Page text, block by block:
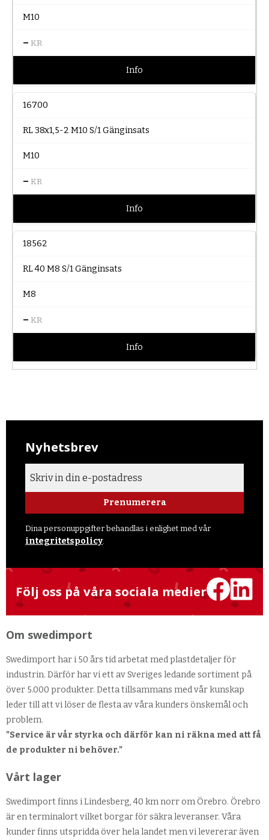
M10
– KR
Info
16700
RL 38x1,5-2 M10 S/1 Gänginsats
M10
– KR
Info
18562
RL 40 M8 S/1 Gänginsats
M8
– KR
Info
Nyhetsbrev
Prenumerera
Dina personuppgifter behandlas i enlighet med vår
integritetspolicy
Följ oss på våra sociala medier
Om swedimport
Swedimport har i 50 års tid arbetat med plastdetaljer för
industrin. Därför har vi ett av Sveriges ledande sortiment på
över 5.000 produkter. Detta tillsammans med vår kunskap
leder till att vi löser de flesta av våra kunders önskemål och
problem.
"Service är vår styrka och därför kan ni räkna med att få
de produkter ni behöver."
Vårt lager
Swedimport finns i Lindesberg, 40 km norr om Örebro. Örebro
är en terminalort vilket borgar för säkra leveranser. Våra
kunder finns utspridda över hela landet men vi levererar även